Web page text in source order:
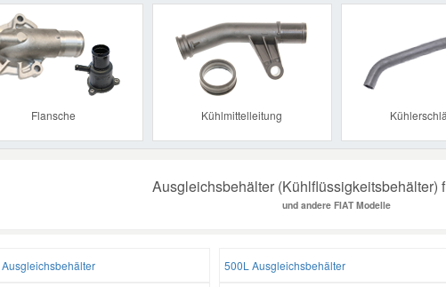
Flansche Kühlmittelleitung
Previous
Ausgleichsbehälter (Kühlflüssigkeitsbehälter)
und andere FIAT Modelle
500L Ausgleichsbehälter